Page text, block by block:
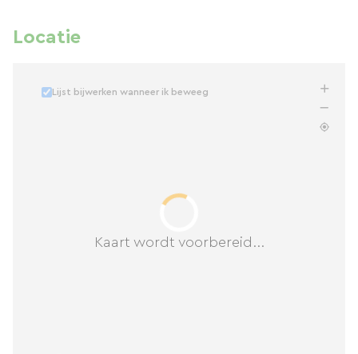
Locatie
Kaart wordt voorbereid...
Lijst bijwerken wanneer ik beweeg